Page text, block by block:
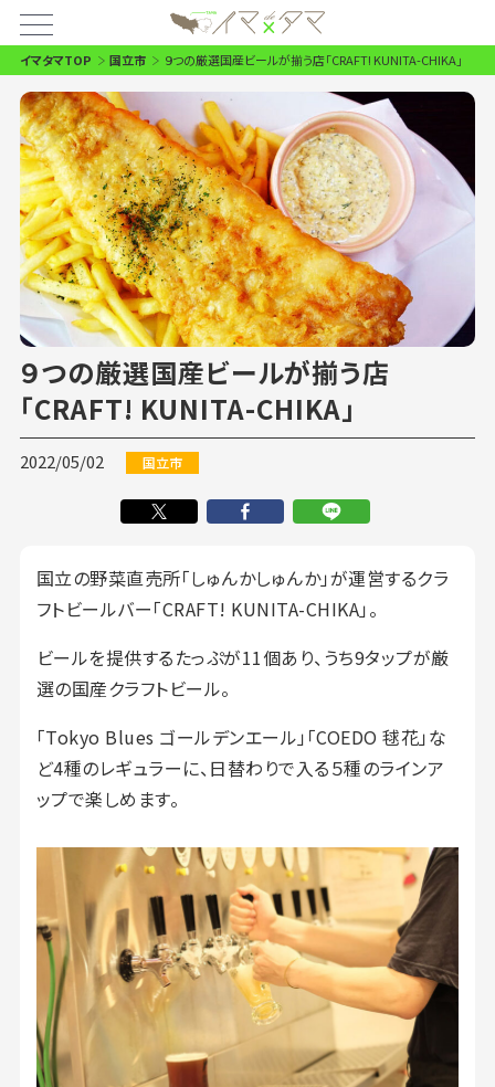
イマタマTOP 国立市 ９つの厳選国産ビールが揃う店「CRAFT! KUNITA-CHIKA」
９つの厳選国産ビールが揃う店
「CRAFT! KUNITA-CHIKA」
2022/05/02 国立市
国立の野菜直売所「しゅんかしゅんか」が運営するクラ
フトビールバー「CRAFT! KUNITA-CHIKA」。
ビールを提供するたっぷが11個あり、うち9タップが厳
選の国産クラフトビール。
「Tokyo Blues ゴールデンエール」「COEDO 毬花」な
ど4種のレギュラーに、日替わりで入る５種のラインア
ップで楽しめます。